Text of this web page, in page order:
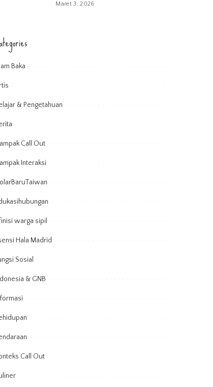
Maret 3, 2026
Baka
& Pengetahuan
Call Out
Interaksi
warga sipil
Hala Madrid
Sosial
& GNB
Call Out